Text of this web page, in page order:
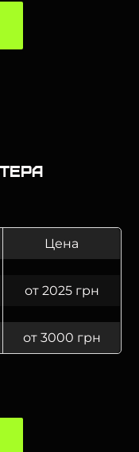
Цена
от 2025 грн
от 3000 грн